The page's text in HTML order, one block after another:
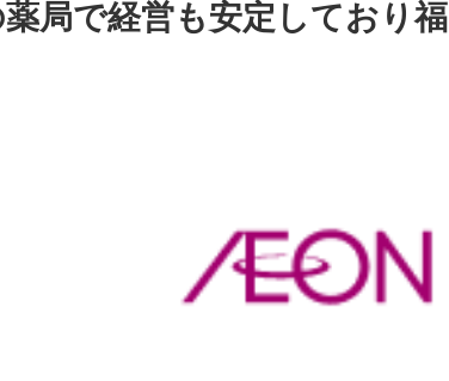
局で経営も安定しており福